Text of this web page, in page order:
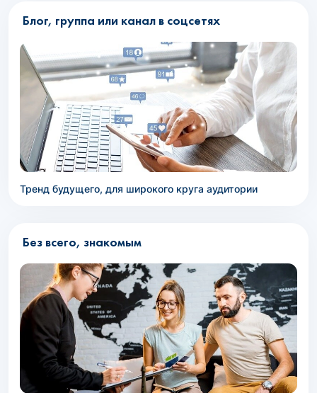
Блог, группа или канал в соцсетях
Тренд будущего, для широкого круга аудитории
Без всего, знакомым